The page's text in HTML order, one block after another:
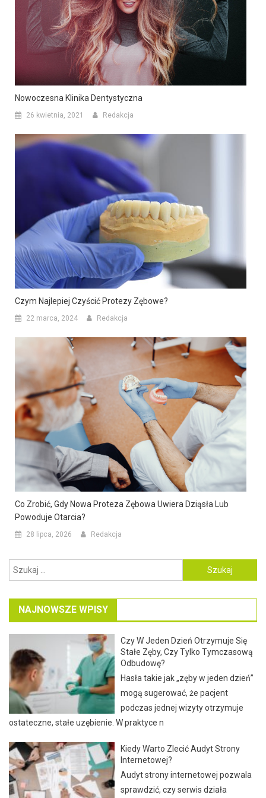
Nowoczesna Klinika Dentystyczna
26 kwietnia, 2021 Redakcja
Czym Najlepiej Czyścić Protezy Zębowe?
22 marca, 2024 Redakcja
Co Zrobić, Gdy Nowa Proteza Zębowa Uwiera Dziąsła Lub
Powoduje Otarcia?
28 lipca, 2026 Redakcja
Szukaj:
NAJNOWSZE WPISY
Czy W Jeden Dzień Otrzymuje Się
Stałe Zęby, Czy Tylko Tymczasową
Odbudowę?
Hasła takie jak „zęby w jeden dzień”
mogą sugerować, że pacjent
podczas jednej wizyty otrzymuje
ostateczne, stałe uzębienie. W praktyce n
Kiedy Warto Zlecić Audyt Strony
Internetowej?
Audyt strony internetowej pozwala
sprawdzić, czy serwis działa